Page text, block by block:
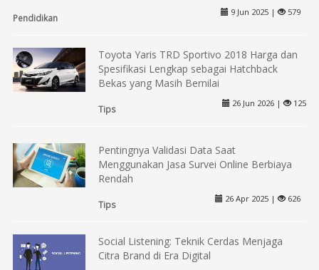
Pendidikan
9 Jun 2025 | 579
Toyota Yaris TRD Sportivo 2018 Harga dan
Spesifikasi Lengkap sebagai Hatchback
Bekas yang Masih Bernilai
Tips
26 Jun 2026 | 125
Pentingnya Validasi Data Saat
Menggunakan Jasa Survei Online Berbiaya
Rendah
Tips
26 Apr 2025 | 626
Social Listening: Teknik Cerdas Menjaga
Citra Brand di Era Digital